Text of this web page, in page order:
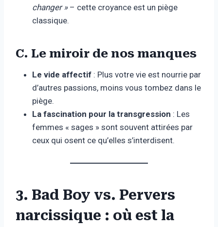
changer »– cette croyance est un piège
classique.
C. Le miroir de nos manques
Le vide affectif : Plus votre vie est nourrie par
d’autres passions, moins vous tombez dans le
piège.
La fascination pour la transgression : Les
femmes « sages » sont souvent attirées par
ceux qui osent ce qu’elles s’interdisent.
3. Bad Boy vs. Pervers
narcissique : où est la